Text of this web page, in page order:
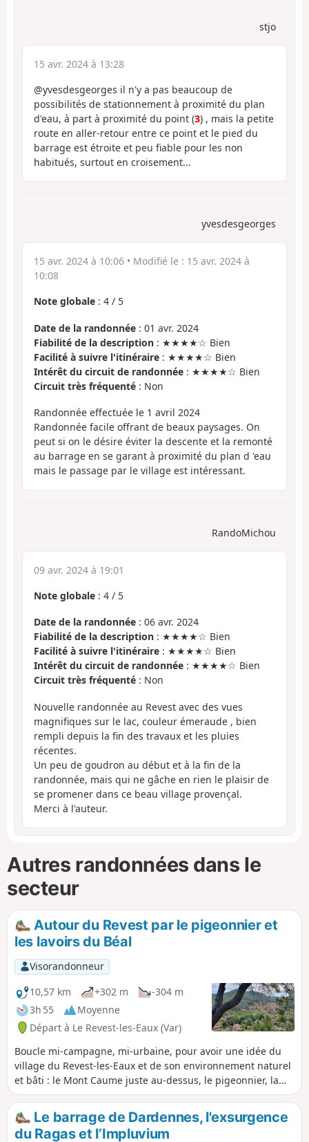
stjo
15 avr. 2024 à 13:28
@yvesdesgeorges il n'y a pas beaucoup de
possibilités de stationnement à proximité du plan
d'eau, à part à proximité du point (3) , mais la petite
route en aller-retour entre ce point et le pied du
barrage est étroite et peu fiable pour les non
habitués, surtout en croisement...
yvesdesgeorges
15 avr. 2024 à 10:06 • Modifié le : 15 avr. 2024 à
10:08
Note globale : 4 / 5
Date de la randonnée : 01 avr. 2024
Fiabilité de la description : ★★★★☆ Bien
Facilité à suivre l'itinéraire : ★★★★☆ Bien
Intérêt du circuit de randonnée : ★★★★☆ Bien
Circuit très fréquenté : Non
Randonnée effectuée le 1 avril 2024
Randonnée facile offrant de beaux paysages. On
peut si on le désire éviter la descente et la remonté
au barrage en se garant à proximité du plan d 'eau
mais le passage par le village est intéressant.
RandoMichou
09 avr. 2024 à 19:01
Note globale : 4 / 5
Date de la randonnée : 06 avr. 2024
Fiabilité de la description : ★★★★☆ Bien
Facilité à suivre l'itinéraire : ★★★★☆ Bien
Intérêt du circuit de randonnée : ★★★★☆ Bien
Circuit très fréquenté : Non
Nouvelle randonnée au Revest avec des vues
magnifiques sur le lac, couleur émeraude , bien
rempli depuis la fin des travaux et les pluies
récentes.
Un peu de goudron au début et à la fin de la
randonnée, mais qui ne gâche en rien le plaisir de
se promener dans ce beau village provençal.
Merci à l'auteur.
Autres randonnées dans le
secteur
Autour du Revest par le pigeonnier et
les lavoirs du Béal
Visorandonneur
10,57 km
+302 m
-304 m
3h 55
Moyenne
Départ à Le Revest-les-Eaux (Var)
Boucle mi-campagne, mi-urbaine, pour avoir une idée du
village du Revest-les-Eaux et de son environnement naturel
et bâti : le Mont Caume juste au-dessus, le pigeonnier, la
montre solaire, les lavoirs du Béal, le Las.
Le barrage de Dardennes, l'exsurgence
du Ragas et l’Impluvium